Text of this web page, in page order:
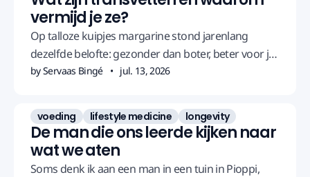
vermijd je ze?
Op talloze kuipjes margarine stond jarenlang
dezelfde belofte: gezonder dan boter, beter voor je
hart. Het omgekeerde bleek waar.
by Servaas Bingé jul. 13, 2026
voeding lifestyle medicine longevity
De man die ons leerde kijken naar
wat we aten
Soms denk ik aan een man in een tuin in Pioppi,